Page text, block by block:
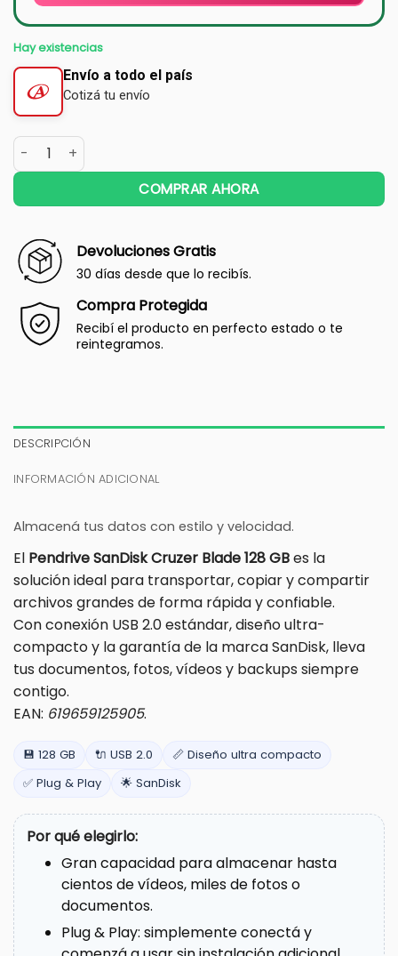
Hay existencias
Envío a todo el país
Cotizá tu envío
COMPRAR AHORA
Devoluciones Gratis
30 días desde que lo recibís.
Compra Protegida
Recibí el producto en perfecto estado o te
reintegramos.
DESCRIPCIÓN
INFORMACIÓN ADICIONAL
Almacená tus datos con estilo y velocidad.
El Pendrive SanDisk Cruzer Blade 128 GBes la
solución ideal para transportar, copiar y compartir
archivos grandes de forma rápida y confiable.
Con conexión USB 2.0 estándar, diseño ultra-
compacto y la garantía de la marca SanDisk, lleva
tus documentos, fotos, vídeos y backups siempre
contigo.
EAN: 619659125905.
💾 128 GB 🔌 USB 2.0
📏 Diseño ultra compacto
✅ Plug & Play
🌟 SanDisk
Por qué elegirlo:
Gran capacidad para almacenar hasta
cientos de vídeos, miles de fotos o
documentos.
Plug & Play: simplemente conectá y